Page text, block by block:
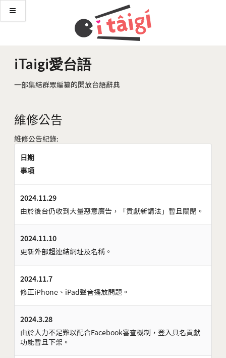
iTaigi愛台語
一部集結群眾編纂的開放台語辭典
維修公告
維修公告紀錄:
日期
事項
2024.11.29
由於後台仍收到大量惡意廣告，「貢獻新講法」暫且關閉。
2024.11.10
更新外部超連結網址及名稱。
2024.11.7
修正iPhone、iPad聲音播放問題。
2024.3.28
由於人力不足難以配合Facebook審查機制，登入具名貢獻
功能暫且下架。